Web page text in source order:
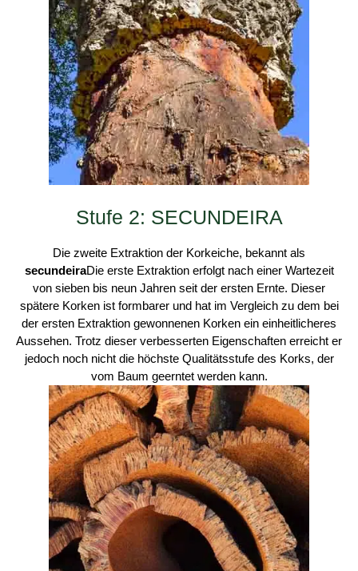
Stufe 2: SECUNDEIRA
Die zweite Extraktion der Korkeiche, bekannt als
secundeiraDie erste Extraktion erfolgt nach einer Wartezeit
von sieben bis neun Jahren seit der ersten Ernte. Dieser
spätere Korken ist formbarer und hat im Vergleich zu dem bei
der ersten Extraktion gewonnenen Korken ein einheitlicheres
Aussehen. Trotz dieser verbesserten Eigenschaften erreicht er
jedoch noch nicht die höchste Qualitätsstufe des Korks, der
vom Baum geerntet werden kann.